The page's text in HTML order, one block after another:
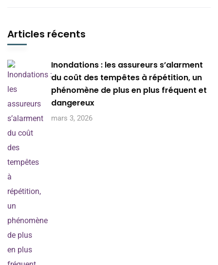
Articles récents
Inondations : les assureurs s’alarment
du coût des tempêtes à répétition, un
phénomène de plus en plus fréquent et
dangereux
mars 3, 2026